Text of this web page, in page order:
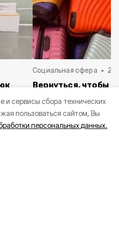
и сервисы сбора технических
пользоваться сайтом, Вы
персональных данных.
с
Социальная сфера 20
Вернуться, чтобы
в Белгородскую
пять лет